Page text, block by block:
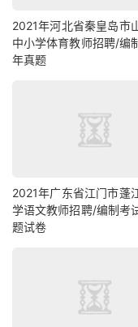
2021年河北省秦皇岛市
中小学体育教师招聘/编
年真题
2021年广东省江门市蓬
学语文教师招聘/编制考
题试卷